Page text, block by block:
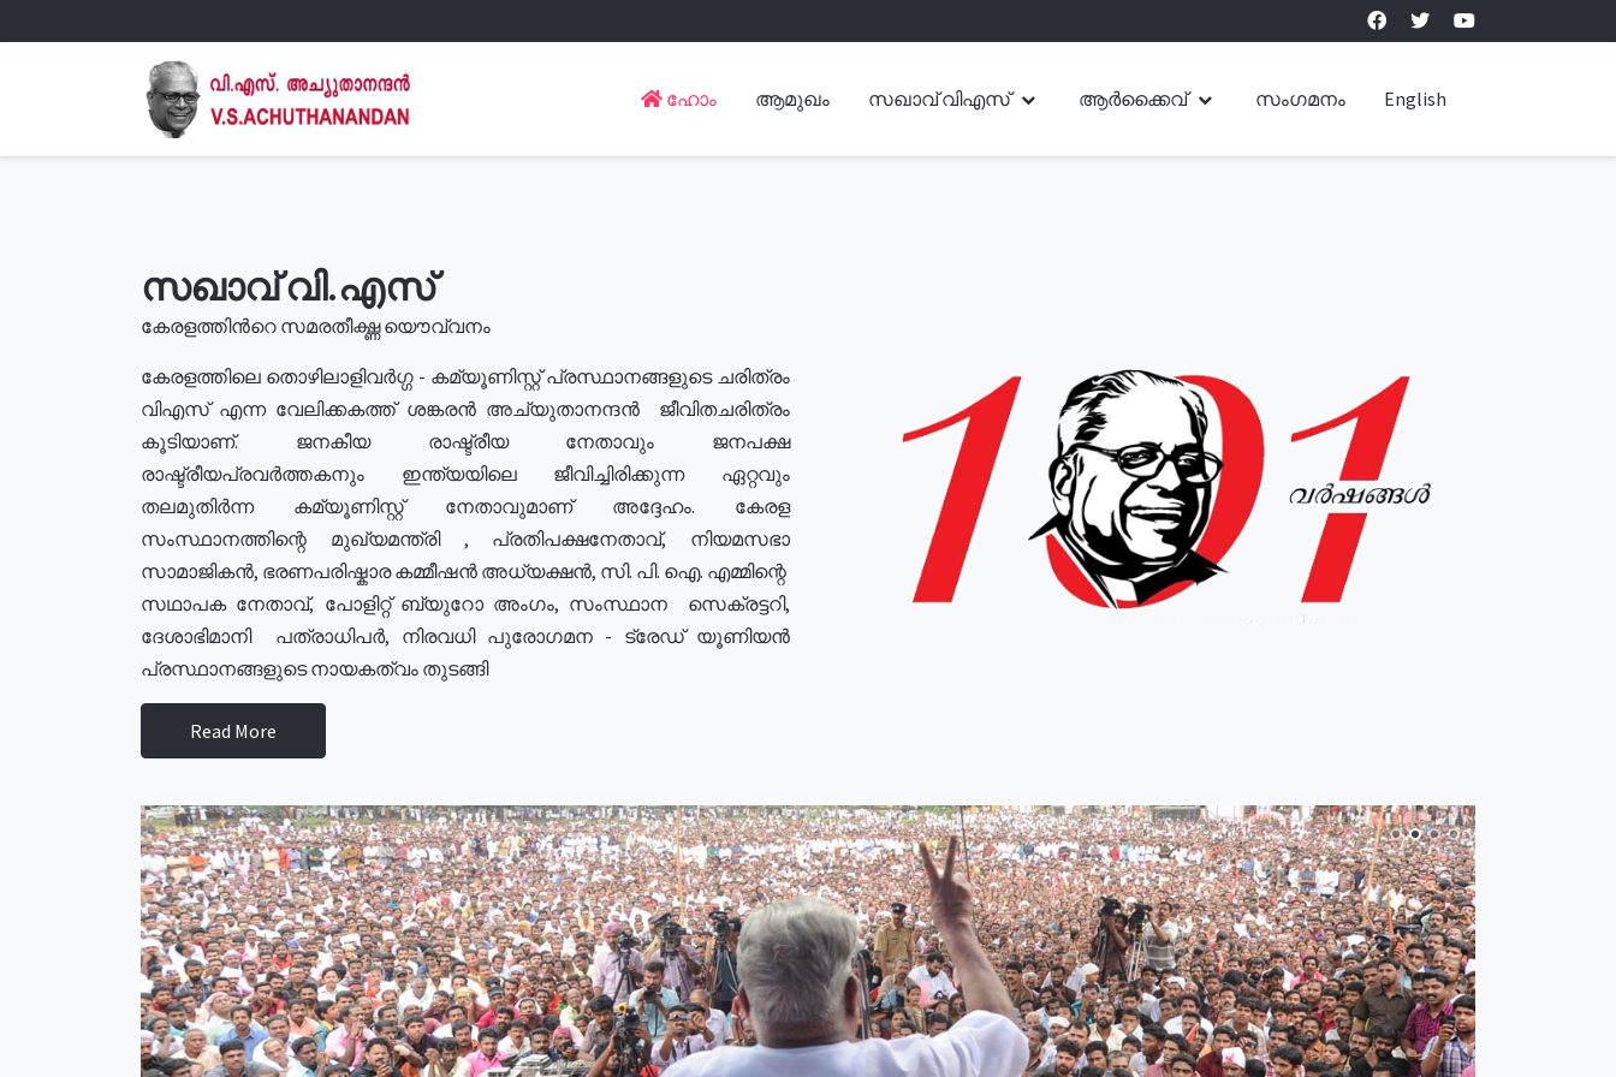
ഹോം ആമുഖം സഖാവ് വിഎസ് ആർക്കൈവ് സംഗമനം English
സഖാവ് വി.എസ്
കേരളത്തിൻറെ സമരതീക്ഷ്ണ യൌവ്വനം
കേരളത്തിലെ തൊഴിലാളിവർഗ്ഗ - കമ്യൂണിസ്റ്റ് പ്രസ്ഥാനങ്ങളുടെ ചരിത്രം
വിഎസ് എന്ന വേലിക്കകത്ത് ശങ്കരൻ അച്യുതാനന്ദൻ ജീവിതചരിത്രം
കൂടിയാണ്. ജനകീയ രാഷ്ട്രീയ നേതാവും ജനപക്ഷ
രാഷ്ട്രീയപ്രവർത്തകനും ഇന്ത്യയിലെ ജീവിച്ചിരിക്കുന്ന ഏറ്റവും
തലമുതിർന്ന കമ്യൂണിസ്റ്റ് നേതാവുമാണ് അദ്ദേഹം. കേരള
സംസ്ഥാനത്തിന്റെ മുഖ്യമന്ത്രി , പ്രതിപക്ഷനേതാവ്, നിയമസഭാ
സാമാജികൻ, ഭരണപരിഷ്കാര കമ്മീഷൻ അധ്യക്ഷൻ, സി. പി. ഐ. എമ്മിന്റെ
സഥാപക നേതാവ്, പോളിറ്റ് ബ്യുറോ അംഗം, സംസ്ഥാന സെക്രട്ടറി,
ദേശാഭിമാനി പത്രാധിപർ, നിരവധി പുരോഗമന - ട്രേഡ് യൂണിയൻ
പ്രസ്ഥാനങ്ങളുടെ നായകത്വം തുടങ്ങി
Read More